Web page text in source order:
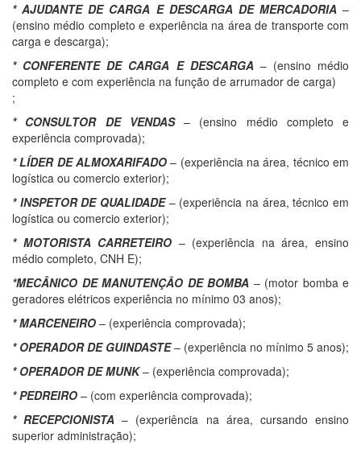
* AJUDANTE DE CARGA E DESCARGA DE MERCADORIA–
(ensino médio completo e experiência na área de transporte com
carga e descarga);
* CONFERENTE DE CARGA E DESCARGA– (ensino médio
completo e com experiência na função de arrumador de carga)
;
* CONSULTOR DE VENDAS– (ensino médio completo e
experiência comprovada);
* LÍDER DE ALMOXARIFADO – (experiência na área, técnico em
logística ou comercio exterior);
* INSPETOR DE QUALIDADE– (experiência na área, técnico em
logística ou comercio exterior);
* MOTORISTA CARRETEIRO – (experiência na área, ensino
médio completo, CNH E);
*MECÂNICO DE MANUTENÇÃO DE BOMBA – (motor bomba e
geradores elétricos experiência no mínimo 03 anos);
* MARCENEIRO – (experiência comprovada);
* OPERADOR DE GUINDASTE– (experiência no mínimo 5 anos);
* OPERADOR DE MUNK– (experiência comprovada);
* PEDREIRO – (com experiência comprovada);
* RECEPCIONISTA – (experiência na área, cursando ensino
superior administração);